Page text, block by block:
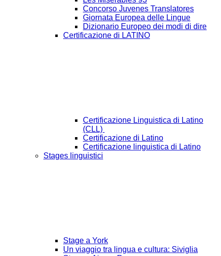
Concorso Juvenes Translatores
Giornata Europea delle Lingue
Dizionario Europeo dei modi di dire
Certificazione di LATINO
Certificazione Linguistica di Latino
(CLL)
Certificazione di Latino
Certificazione linguistica di Latino
Stages linguistici
Stage a York
Un viaggio tra lingua e cultura: Siviglia